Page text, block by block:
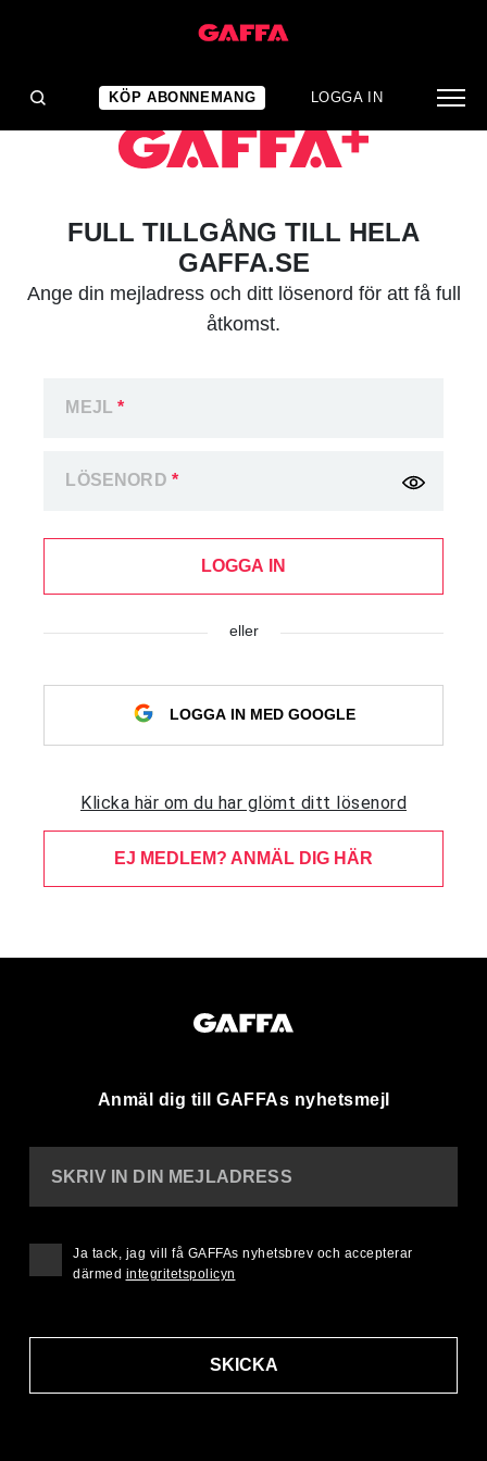
KÖP ABONNEMANG LOGGA IN
FULL TILLGÅNG TILL HELA
GAFFA.SE
Ange din mejladress och ditt lösenord för att få full
åtkomst.
MEJL*
LÖSENORD *
LOGGA IN
eller
LOGGA IN MED GOOGLE
Klicka här om du har glömt ditt lösenord
EJ MEDLEM? ANMÄL DIG HÄR
Anmäl dig till GAFFAs nyhetsmejl
SKRIV IN DIN MEJLADRESS
SKICKA
Ja tack, jag vill få GAFFAs nyhetsbrev och accepterar
därmed integritetspolicyn